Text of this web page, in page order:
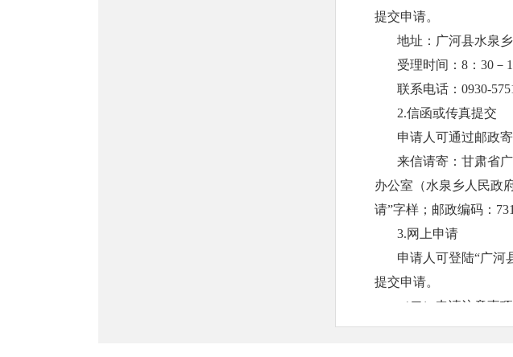
提交申请。
地址：广河县水泉乡
受理时间：8：30－
联系电话：0930-
2.信函或传真提交
申请人可通过邮政
来信请寄：甘肃省
办公室（水泉乡 人民政
请”字样；邮政编码：
3.网上申请
申请人可登陆“广河
提交申请。
（二）申请注意事项
1.申请获取政府信